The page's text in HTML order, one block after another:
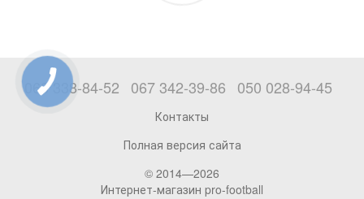
063 338-84-52 067 342-39-86 050 028-94-45
Контакты
Полная версия сайта
© 2014—2026
Интернет-магазин pro-football